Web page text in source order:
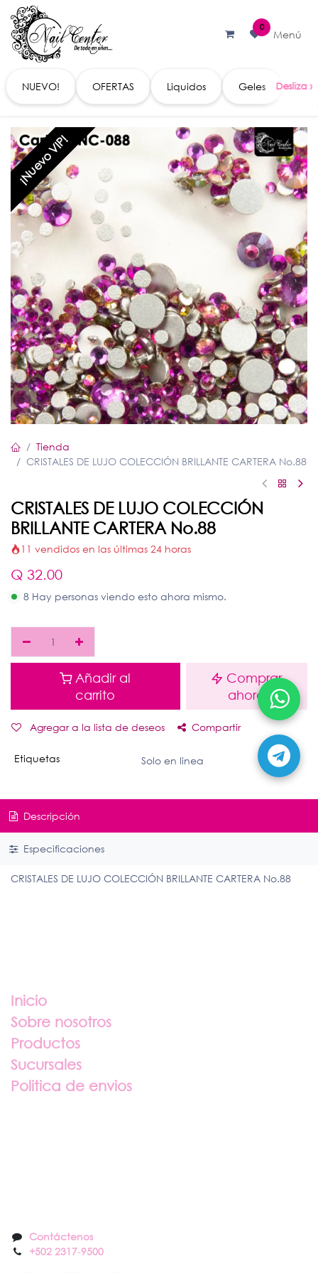
Ir al contenido
0
Menú
NUEVO! OFERTAS Liquidos Geles
¡Nuevo VIP!
Tienda
CRISTALES DE LUJO COLECCIÓN BRILLANTE CARTERA No.88
CRISTALES DE LUJO COLECCIÓN
BRILLANTE CARTERA No.88
11 vendidos en las últimas 24 horas
Q 32.00
8 Hay personas viendo esto ahora mismo.
Añadir al
carrito
Comprar
ahora
Agregar a la lista de deseos Compartir
Etiquetas Solo en linea
Descripción
Especificaciones
CRISTALES DE LUJO COLECCIÓN BRILLANTE CARTERA No.88
Inicio
Sobre nosotros
Productos
Sucursales
Politica de envios
Contáctenos
+502 2317-9500